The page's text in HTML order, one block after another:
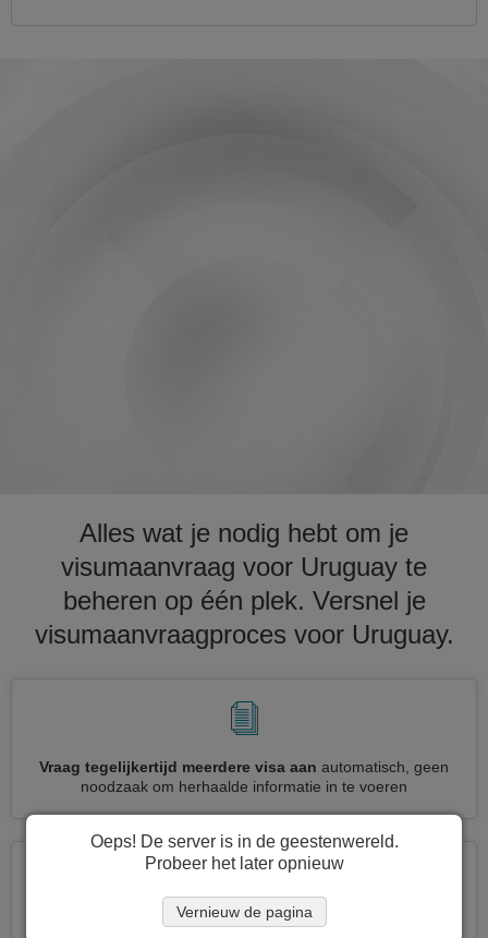
Alles wat je nodig hebt om je
visumaanvraag voor Uruguay te
beheren op één plek. Versnel je
visumaanvraagproces voor Uruguay.
Vraag tegelijkertijd meerdere visa aan automatisch, geen
noodzaak om herhaalde informatie in te voeren
Verminder uw Uruguay visumaanvraag tot
Oeps! De server is in de geestenwereld.
Probeer het later opnieuw
Vernieuw de pagina